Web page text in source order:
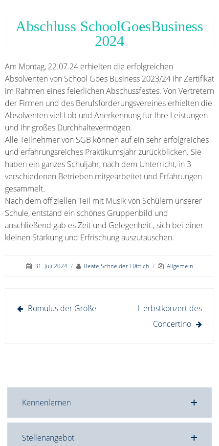
Abschluss SchoolGoesBusiness
2024
Am Montag, 22.07.24 erhielten die erfolgreichen
Absolventen von School Goes Business 2023/24 ihr Zertifikat
im Rahmen eines feierlichen Abschussfestes. Von Vertretern
der Firmen und des Berufsförderungsvereines erhielten die
Absolventen viel Lob und Anerkennung für Ihre Leistungen
und ihr großes Durchhaltevermögen.
Alle Teilnehmer von SGB können auf ein sehr erfolgreiches
und erfahrungsreiches Praktikumsjahr zurückblicken. Sie
haben ein ganzes Schuljahr, nach dem Unterricht, in 3
verschiedenen Betrieben mitgearbeitet und Erfahrungen
gesammelt.
Nach dem offiziellen Teil mit Musik von Schülern unserer
Schule, entstand ein schönes Gruppenbild und
anschließend gab es Zeit und Gelegenheit , sich bei einer
kleinen Stärkung und Erfrischung auszutauschen.
31. Juli 2024 / Beate Schneider-Hättich / Allgemein
Beitragsnavigation
Romulus der Große
Herbstkonzert des
Concertino
Kennenlernen
Stellenangebot